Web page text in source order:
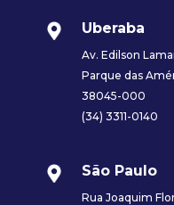
Uberaba
Av. Edilson
Parque das
38045-000
(34) 3311-0140
São Paulo
Rua Joaquim